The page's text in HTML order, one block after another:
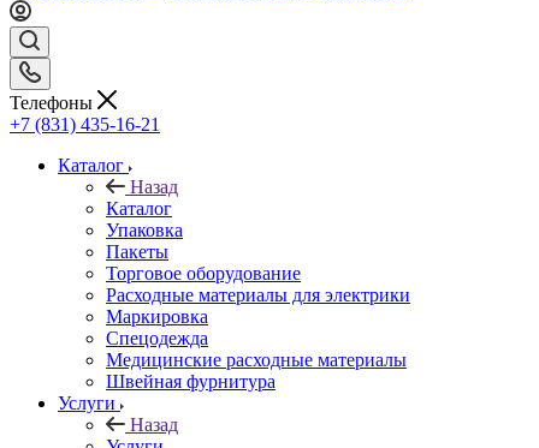
Телефоны
+7 (831) 435-16-21
Каталог
Назад
Каталог
Упаковка
Пакеты
Торговое оборудование
Расходные материалы для электрики
Маркировка
Спецодежда
Медицинские расходные материалы
Швейная фурнитура
Услуги
Назад